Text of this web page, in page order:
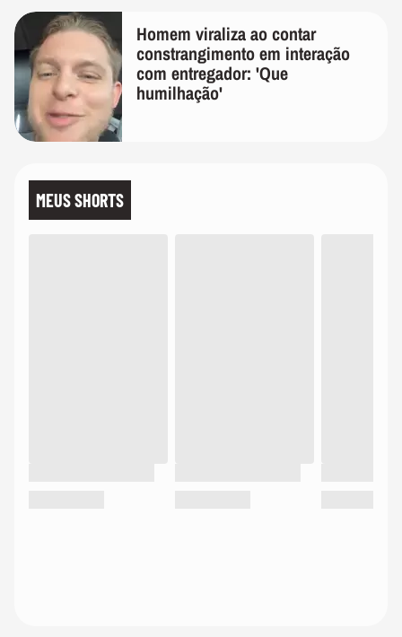
Homem viraliza ao contar
constrangimento em interação
com entregador: 'Que
humilhação'
MEUS SHORTS